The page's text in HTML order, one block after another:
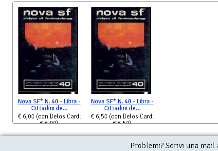
Nova SF* N. 40 - Libra -
Cittadini de…
€ 6,00 (con Delos Card:
€ 6,00)
Nova SF* N. 40 - Libra -
Cittadini de…
€ 6,50 (con Delos Card:
€ 6,50)
Problemi? Scrivi una